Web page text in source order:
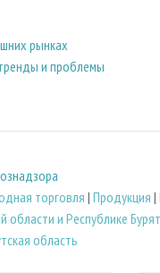
рынках
и проблемы
торговля| Продукция |
области и Республике
область